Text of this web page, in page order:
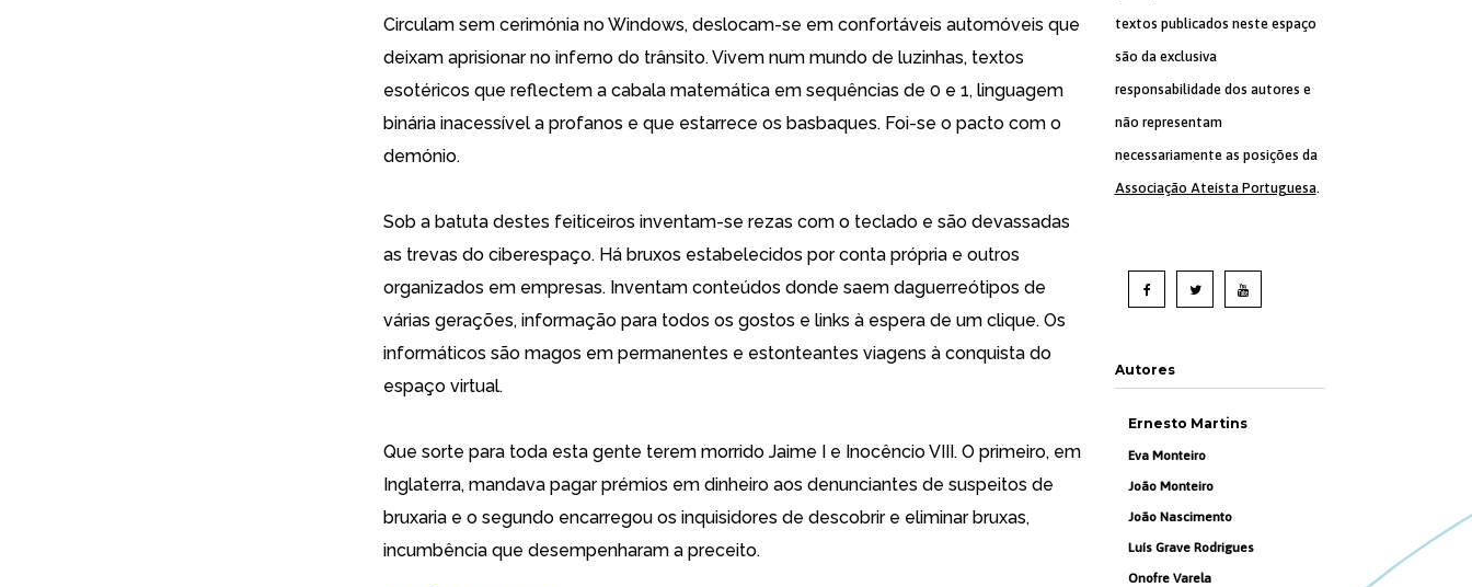
Circulam sem cerimónia no Windows, deslocam-se em confortáveis automóveis que
deixam aprisionar no inferno do trânsito. Vivem num mundo de luzinhas, textos
esotéricos que reflectem a cabala matemática em sequências de 0 e 1, linguagem
binária inacessível a profanos e que estarrece os basbaques. Foi-se o pacto com o
demónio.
Sob a batuta destes feiticeiros inventam-se rezas com o teclado e são devassadas
as trevas do ciberespaço. Há bruxos estabelecidos por conta própria e outros
organizados em empresas. Inventam conteúdos donde saem daguerreótipos de
várias gerações, informação para todos os gostos e links à espera de um clique. Os
informáticos são magos em permanentes e estonteantes viagens à conquista do
espaço virtual.
Que sorte para toda esta gente terem morrido Jaime I e Inocêncio VIII. O primeiro, em
Inglaterra, mandava pagar prémios em dinheiro aos denunciantes de suspeitos de
bruxaria e o segundo encarregou os inquisidores de descobrir e eliminar bruxas,
incumbência que desempenharam a preceito.
textos publicados neste espaço
são da exclusiva
responsabilidade dos autores e
não representam
necessariamente as posições da
Associação Ateísta Portuguesa.
Autores
Ernesto Martins
Eva Monteiro
João Monteiro
João Nascimento
Luís Grave Rodrigues
Onofre Varela